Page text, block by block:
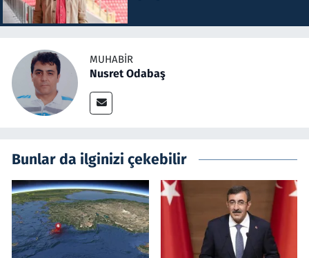
MUHABIR
Nusret Odabaş
Bunlar da ilginizi çekebilir